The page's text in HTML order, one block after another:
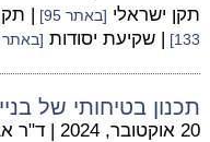
תקן ישראלי [באתר 95] |
133]
| שקיעת יסודות [באתר 24]
תכנון בטיחותי של
20 אוקטובר, 2024 | ד"ר